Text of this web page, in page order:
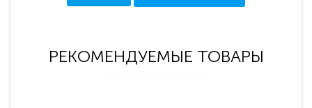
РЕКОМЕНДУЕМЫЕ ТОВАРЫ